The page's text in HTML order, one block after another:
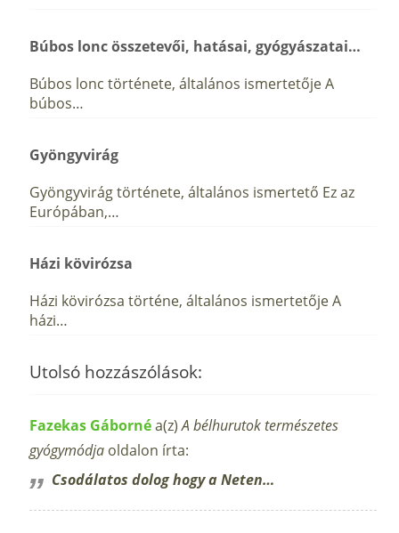
Búbos lonc összetevői, hatásai, gyógyászatai…
Búbos lonc története, általános ismertetője A
búbos…
Gyöngyvirág
Gyöngyvirág története, általános ismertető Ez az
Európában,…
Házi kövirózsa
Házi kövirózsa történe, általános ismertetője A
házi…
Utolsó hozzászólások:
Fazekas Gábornéa(z)A bélhurutok természetes
gyógymódja oldalon írta:
Csodálatos dolog hogy a Neten…